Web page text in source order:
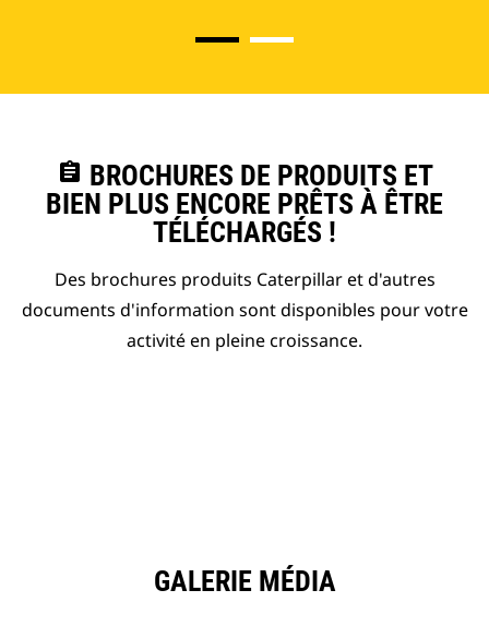
assignment BROCHURES DE PRODUITS ET
BIEN PLUS ENCORE PRÊTS À ÊTRE
TÉLÉCHARGÉS !
Des brochures produits Caterpillar et d'autres
documents d'information sont disponibles pour votre
activité en pleine croissance.
GALERIE MÉDIA